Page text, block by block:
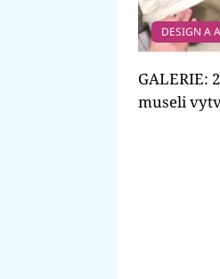
DESIGN A
GALERIE:
museli